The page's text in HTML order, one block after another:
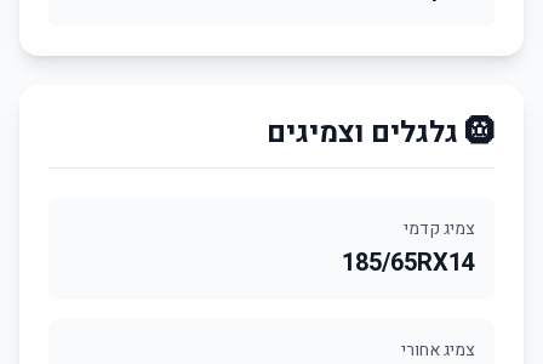
🛞 גלגלים וצמיגים
צמיג קדמי
185/65RX14
צמיג אחורי